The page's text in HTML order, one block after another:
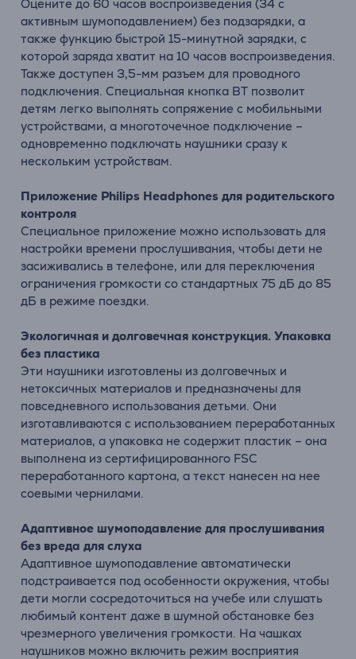
Оцените до 60 часов воспроизведения (34 с
активным шумоподавлением) без подзарядки, а
также функцию быстрой 15-минутной зарядки, с
которой заряда хватит на 10 часов воспроизведения.
Также доступен 3,5-мм разъем для проводного
подключения. Специальная кнопка BT позволит
детям легко выполнять сопряжение с мобильными
устройствами, а многоточечное подключение –
одновременно подключать наушники сразу к
нескольким устройствам.
Приложение Philips Headphones для родительского
контроля
Специальное приложение можно использовать для
настройки времени прослушивания, чтобы дети не
засиживались в телефоне, или для переключения
ограничения громкости со стандартных 75 дБ до 85
дБ в режиме поездки.
Экологичная и долговечная конструкция. Упаковка
без пластика
Эти наушники изготовлены из долговечных и
нетоксичных материалов и предназначены для
повседневного использования детьми. Они
изготавливаются с использованием переработанных
материалов, а упаковка не содержит пластик – она
выполнена из сертифицированного FSC
переработанного картона, а текст нанесен на нее
соевыми чернилами.
Адаптивное шумоподавление для прослушивания
без вреда для слуха
Адаптивное шумоподавление автоматически
подстраивается под особенности окружения, чтобы
дети могли сосредоточиться на учебе или слушать
любимый контент даже в шумной обстановке без
чрезмерного увеличения громкости. На чашках
наушников можно включить режим восприятия